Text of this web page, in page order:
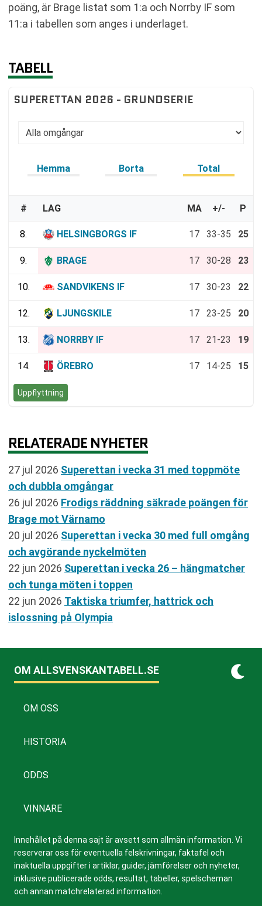
poäng, är Brage listat som 1:a och Norrby IF som
11:a i tabellen som anges i underlaget.
TABELL
SUPERETTAN 2026 - GRUNDSERIE
Hemma Borta Total
# LAG MA +/- P
8. HELSINGBORGS IF 17 33-35 25
9. BRAGE 17 30-28 23
10. SANDVIKENS IF 17 30-23 22
12. LJUNGSKILE 17 23-25 20
13. NORRBY IF 17 21-23 19
14. ÖREBRO 17 14-25 15
Uppflyttning
RELATERADE NYHETER
27 jul 2026 Superettan i vecka 31 med toppmöte
och dubbla omgångar
26 jul 2026 Frodigs räddning säkrade poängen för
Brage mot Värnamo
20 jul 2026 Superettan i vecka 30 med full omgång
och avgörande nyckelmöten
22 jun 2026 Superettan i vecka 26 – hängmatcher
och tunga möten i toppen
22 jun 2026 Taktiska triumfer, hattrick och
islossning på Olympia
OM ALLSVENSKANTABELL.SE
OM OSS
HISTORIA
ODDS
VINNARE
Innehållet på denna sajt är avsett som allmän information. Vi
reserverar oss för eventuella felskrivningar, faktafel och
inaktuella uppgifter i artiklar, guider, jämförelser och nyheter,
inklusive publicerade odds, resultat, tabeller, spelscheman
och annan matchrelaterad information.